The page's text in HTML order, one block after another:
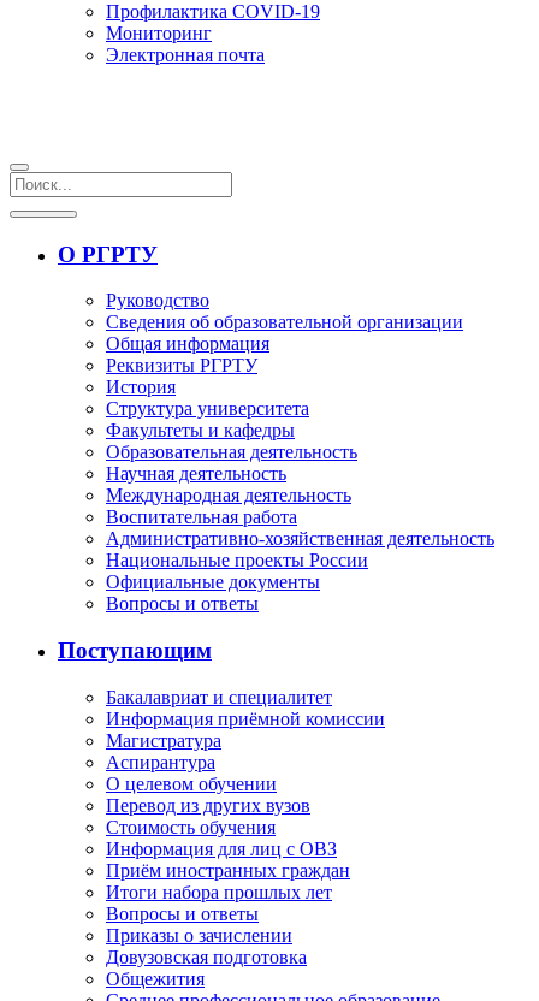
Профилактика COVID-19
Мониторинг
Электронная почта
О РГРТУ
Руководство
Сведения об образовательной организации
Общая информация
Реквизиты РГРТУ
История
Структура университета
Факультеты и кафедры
Образовательная деятельность
Научная деятельность
Международная деятельность
Воспитательная работа
Административно-хозяйственная деятельность
Национальные проекты России
Официальные документы
Вопросы и ответы
Поступающим
Бакалавриат и специалитет
Информация приёмной комиссии
Магистратура
Аспирантура
О целевом обучении
Перевод из других вузов
Стоимость обучения
Информация для лиц с ОВЗ
Приём иностранных граждан
Итоги набора прошлых лет
Вопросы и ответы
Приказы о зачислении
Довузовская подготовка
Общежития